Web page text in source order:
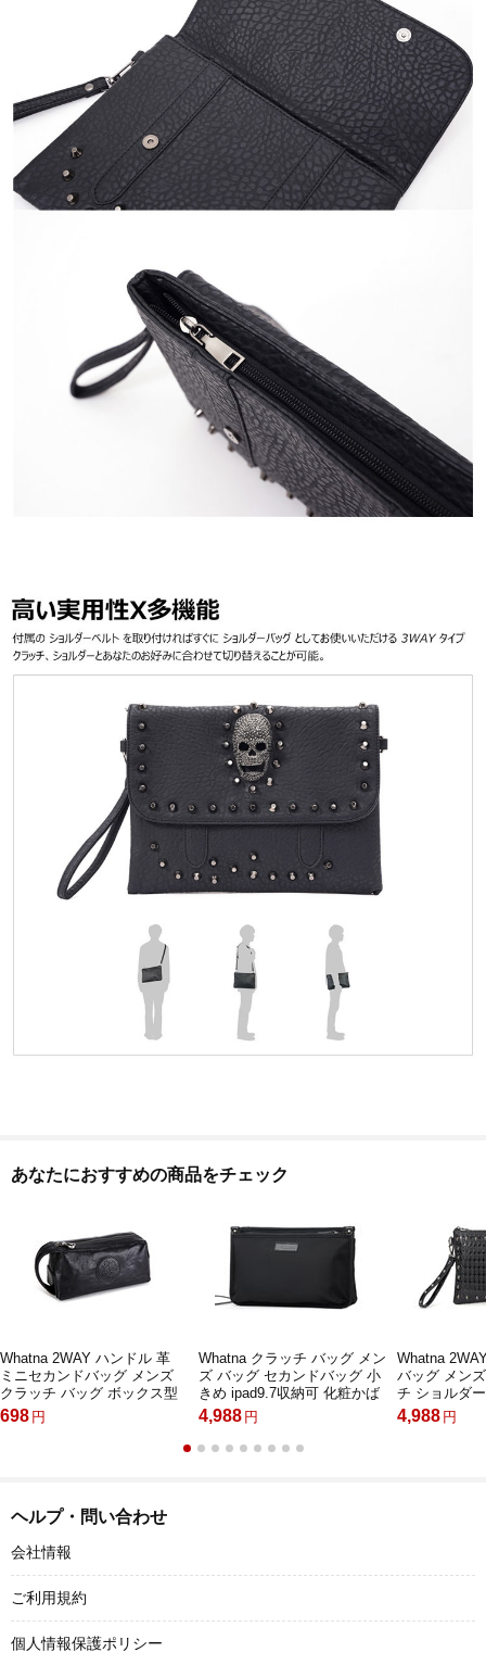
あなたにおすすめの商品をチェック
Whatna 2WAY ハンドル 革
ミニセカンドバッグ メンズ
クラッチ バッグ ボックス型
本革 6枚カード収納 カジュア
ル フォーマル 冠婚葬祭 結婚
698 円
Whatna クラッチ バッグ メン
ズ バッグ セカンドバッグ 小
きめ ipad9.7収納可 化粧かば
ん 手持ちバッグ 結婚式 バッ
グ 冠婚葬祭バッグ 男性用 紳
士用 通勤用 黒 青（FS072）
4,988 円
Whatna
バッグ メン
チ ショルダ
バッグ] B5 6
10.5インチ
4,988 円
ヘルプ・問い合わせ
会社情報
ご利用規約
個人情報保護ポリシー